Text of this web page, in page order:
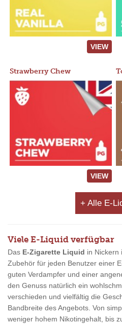
VIEW
Strawberry Chew
VIEW
+ Alle E-
Viele E-Liquid verfügbar
Das E-Zigarette Liquid in Nickern
Zubehör für jeden Benutzer einer
guten Verdampfer und einer
den Genuss natürlich ein
verschieden und vielfältig die
Bandbreite des Angebots. Von
weniger hohem Nikotingehalt, bis